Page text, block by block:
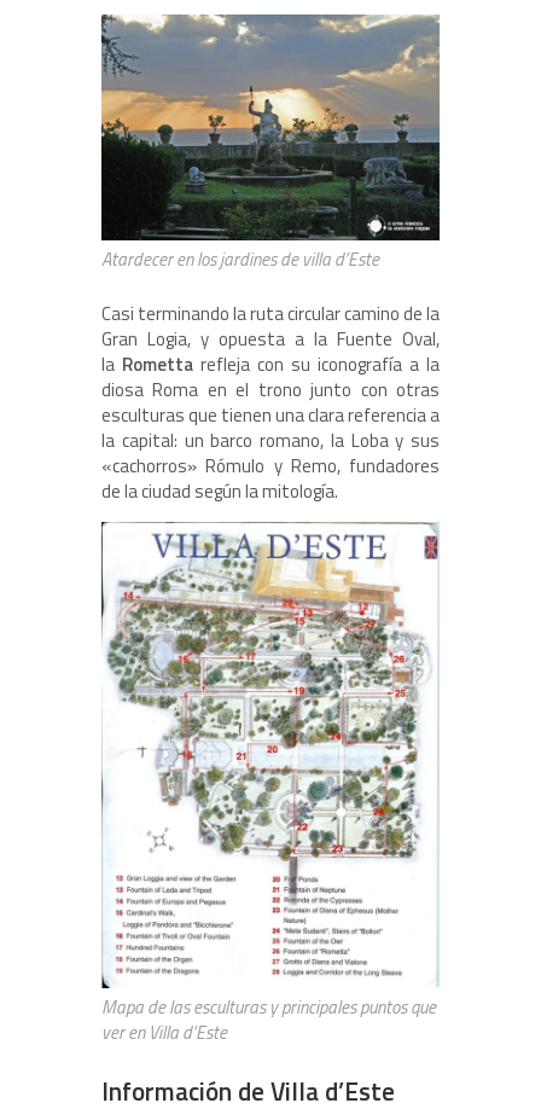
Atardecer en los jardines de villa d’Este
Casi terminando la ruta circular camino de la
Gran Logia, y opuesta a la Fuente Oval,
la Rometta refleja con su iconografía a la
diosa Roma en el trono junto con otras
esculturas que tienen una clara referencia a
la capital: un barco romano, la Loba y sus
«cachorros» Rómulo y Remo, fundadores
de la ciudad según la mitología.
Mapa de las esculturas y principales puntos que
ver en Villa d’Este
Información de Villa d’Este